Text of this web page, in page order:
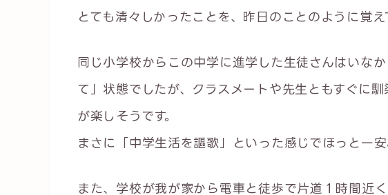
とても清々しかったことを、昨日のことのように覚え
同じ小学校からこの中学に進学した生徒さんはいな
て」状態でしたが、クラスメートや先生ともすぐに
が楽しそうです。
まさに「中学生活を謳歌」といった感じでほっと一安
また、学校が我が家から電車と徒歩で片道１時間近